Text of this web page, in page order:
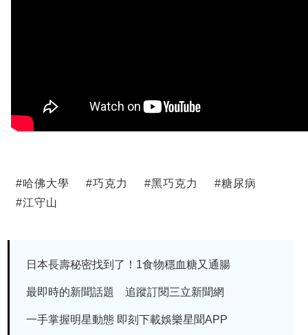
#哈佛大學 #巧克力 #黑巧克力 #糖尿病
#江守山
日本長壽秘密找到了！1食物穩血糖又通腸
最即時的新聞話題 追蹤訂閱三立新聞網
一手掌握明星動態 即刻下載娛樂星聞APP